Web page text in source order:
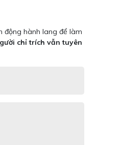
động hành lang để làm
chỉ trích vẫn tuyên